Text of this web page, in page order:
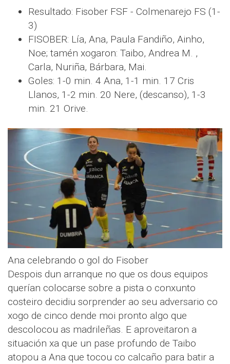
Resultado: Fisober FSF - Colmenarejo FS (1-
3)
FISOBER: Lía, Ana, Paula Fandiño, Ainho,
Noe; tamén xogaron: Taibo, Andrea M. ,
Carla, Nuriña, Bárbara, Mai.
Goles: 1-0 min. 4 Ana, 1-1 min. 17 Cris
Llanos, 1-2 min. 20 Nere, (descanso), 1-3
min. 21 Orive.
Ana celebrando o gol do Fisober
Despois dun arranque no que os dous equipos
querían colocarse sobre a pista o conxunto
costeiro decidiu sorprender ao seu adversario co
xogo de cinco dende moi pronto algo que
descolocou as madrileñas. E aproveitaron a
situación xa que un pase profundo de Taibo
atopou a Ana que tocou co calcaño para batir a